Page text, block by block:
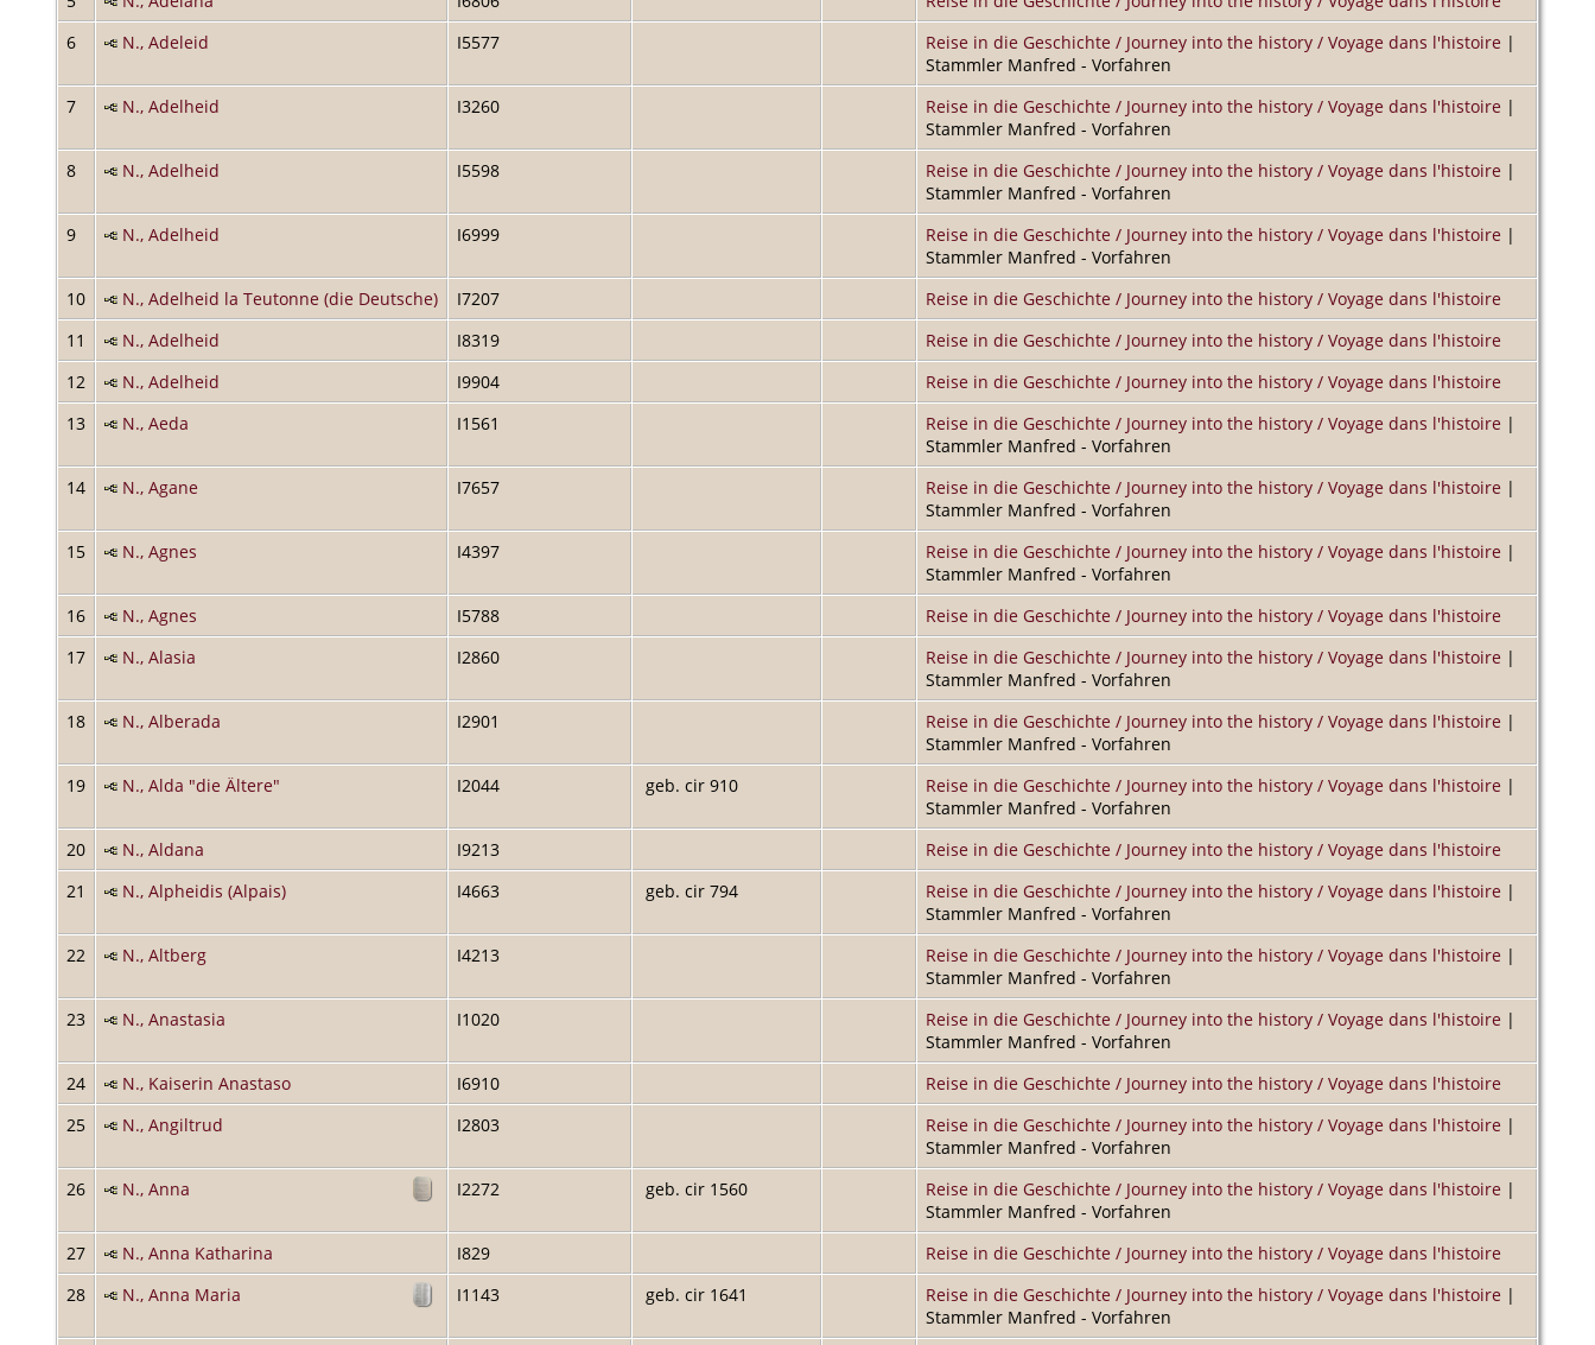
6
N., Adeleid I5577 Reise in die Geschichte / Journey into the history / Voyage dans l'histoire |
Stammler Manfred - Vorfahren
7
N., Adelheid I3260 Reise in die Geschichte / Journey into the history / Voyage dans l'histoire |
Stammler Manfred - Vorfahren
8
N., Adelheid I5598 Reise in die Geschichte / Journey into the history / Voyage dans l'histoire |
Stammler Manfred - Vorfahren
9
N., Adelheid I6999 Reise in die Geschichte / Journey into the history / Voyage dans l'histoire |
Stammler Manfred - Vorfahren
10
N., Adelheid la Teutonne (die Deutsche) I7207
Reise in die Geschichte / Journey into the history / Voyage dans l'histoire
11
N., Adelheid I8319
Reise in die Geschichte / Journey into the history / Voyage dans l'histoire
12
N., Adelheid I9904
Reise in die Geschichte / Journey into the history / Voyage dans l'histoire
13
N., Aeda I1561 Reise in die Geschichte / Journey into the history / Voyage dans l'histoire |
Stammler Manfred - Vorfahren
14
N., Agane I7657 Reise in die Geschichte / Journey into the history / Voyage dans l'histoire |
Stammler Manfred - Vorfahren
15
N., Agnes I4397 Reise in die Geschichte / Journey into the history / Voyage dans l'histoire |
Stammler Manfred - Vorfahren
16
N., Agnes I5788
Reise in die Geschichte / Journey into the history / Voyage dans l'histoire
17
N., Alasia I2860 Reise in die Geschichte / Journey into the history / Voyage dans l'histoire |
Stammler Manfred - Vorfahren
18
N., Alberada I2901 Reise in die Geschichte / Journey into the history / Voyage dans l'histoire |
Stammler Manfred - Vorfahren
19
N., Alda "die Ältere" I2044 geb. cir 910 Reise in die Geschichte / Journey into the history / Voyage dans l'histoire |
Stammler Manfred - Vorfahren
20
N., Aldana I9213
Reise in die Geschichte / Journey into the history / Voyage dans l'histoire
21
N., Alpheidis (Alpais) I4663 geb. cir 794 Reise in die Geschichte / Journey into the history / Voyage dans l'histoire |
Stammler Manfred - Vorfahren
22
N., Altberg I4213 Reise in die Geschichte / Journey into the history / Voyage dans l'histoire |
Stammler Manfred - Vorfahren
23
N., Anastasia I1020 Reise in die Geschichte / Journey into the history / Voyage dans l'histoire |
Stammler Manfred - Vorfahren
24
N., Kaiserin Anastaso I6910
Reise in die Geschichte / Journey into the history / Voyage dans l'histoire
25
N., Angiltrud I2803 Reise in die Geschichte / Journey into the history / Voyage dans l'histoire |
Stammler Manfred - Vorfahren
26
N., Anna I2272 geb. cir 1560 Reise in die Geschichte / Journey into the history / Voyage dans l'histoire |
Stammler Manfred - Vorfahren
27
N., Anna Katharina I829
Reise in die Geschichte / Journey into the history / Voyage dans l'histoire
28
N., Anna Maria I1143 geb. cir 1641 Reise in die Geschichte / Journey into the history / Voyage dans l'histoire |
Stammler Manfred - Vorfahren